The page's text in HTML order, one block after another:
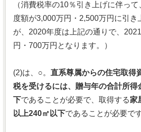
（消費税率の10％引き上げに伴っ
度額が3,000万円・2,500万円に引き
が、2020年度は上記の通りで、
円・700万円となります。）
(2)は、○。 直系尊属からの住宅取得
税を受けるには、贈与年の合計所得
下であることが必要で、取得する家
以上240㎡以下であることが必要です